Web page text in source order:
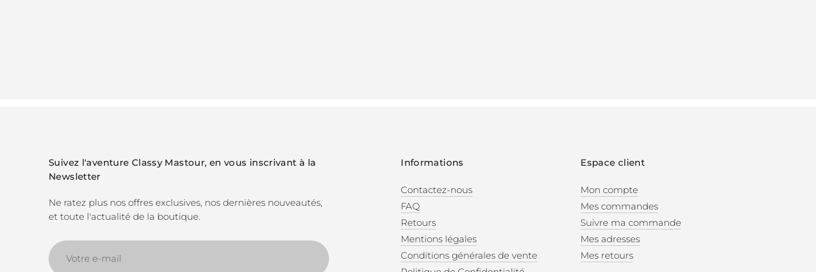
Suivez l'aventure Classy Mastour, en vous inscrivant à la
Newsletter
Ne ratez plus nos offres exclusives, nos dernières nouveautés,
et toute l'actualité de la boutique.
Votre
e-
Informations
Contactez-nous
FAQ
Retours
Mentions légales
Conditions générales de vente
Espace client
Mon compte
Mes commandes
Suivre ma commande
Mes adresses
Mes retours